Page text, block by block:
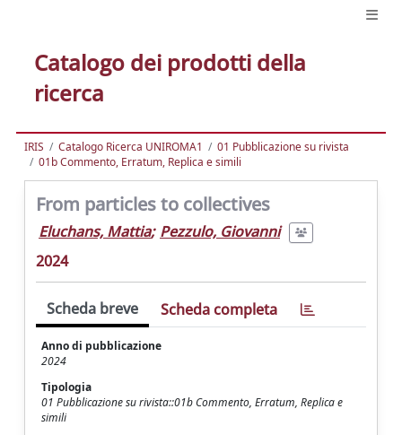
Catalogo dei prodotti della
ricerca
IRIS Catalogo Ricerca UNIROMA1
01 Pubblicazione su rivista
01b Commento, Erratum, Replica e simili
From particles to collectives
Eluchans, Mattia; Pezzulo, Giovanni
2024
Scheda breve Scheda completa
Anno di pubblicazione
2024
Tipologia
01 Pubblicazione su rivista::01b Commento, Erratum, Replica e
simili